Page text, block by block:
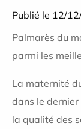
Publié le 12/
Palmarès du
parmi les
La maternité
dans le
la qualité des